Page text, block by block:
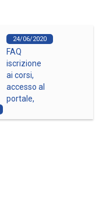
24/06/2020
FAQ
iscrizione
ai corsi,
accesso al
portale,
attestati